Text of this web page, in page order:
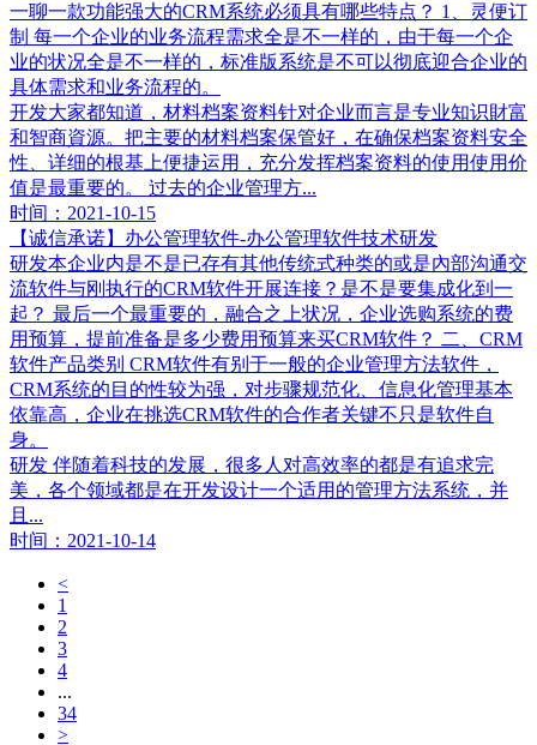
一聊一款功能强大的CRM系统必须具有哪些特点？ 1、灵便订
制 每一个企业的业务流程需求全是不一样的，由于每一个企
业的状况全是不一样的，标准版系统是不可以彻底迎合企业的
具体需求和业务流程的。
开发大家都知道，材料档案资料针对企业而言是专业知识財富
和智商資源。把主要的材料档案保管好，在确保档案资料安全
性、详细的根基上便捷运用，充分发挥档案资料的使用使用价
值是最重要的。 过去的企业管理方...
时间：2021-10-15
【诚信承诺】办公管理软件-办公管理软件技术研发
研发本企业内是不是已存有其他传统式种类的或是內部沟通交
流软件与刚执行的CRM软件开展连接？是不是要集成化到一
起？ 最后一个最重要的，融合之上状况，企业选购系统的费
用预算，提前准备是多少费用预算来买CRM软件？ 二、CRM
软件产品类别 CRM软件有别于一般的企业管理方法软件，
CRM系统的目的性较为强，对步骤规范化、信息化管理基本
依靠高，企业在挑选CRM软件的合作者关键不只是软件自
身。
研发 伴随着科技的发展，很多人对高效率的都是有追求完
美，各个领域都是在开发设计一个适用的管理方法系统，并
且...
时间：2021-10-14
<
1
2
3
4
...
34
>